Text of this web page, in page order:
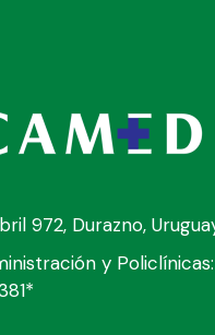
972, Durazno,
y Policlínicas: